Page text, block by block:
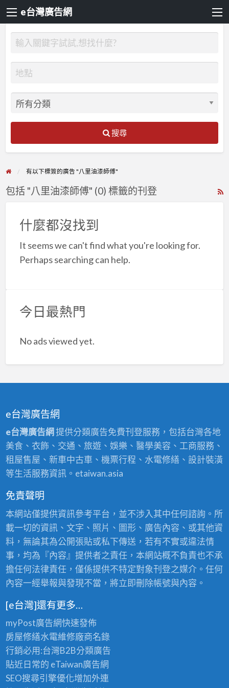
e台灣廣告網
搜尋
有以下標簽的廣告 "八里油漆師傅"
包括 "八里油漆師傅" (0) 標籤的刊登
什麼都沒找到
It seems we can't find what you're looking for.
Perhaps searching can help.
今日最熱門
No ads viewed yet.
e台灣廣告網
e台灣廣告網 提供分類廣告免費刊登服務，包括台灣各地
美食、衣飾、交通、旅遊、娛樂、醫學美容、工商服務、
租屋售屋、新車中古車、機票行程、水電修繕、設計裝潢
等生活服務資訊。etaiwan.asia
免責聲明
本網站僅提供資訊參考平台，並不涉入其中任何諮詢。所
載一切的資訊、文字、照片、圖形、廣告內容、或其他資
料，無論其為公開張貼或私下傳送，若有不實或違法情
事，均為『內容』提供者之責任，本網站概不負責也不承
擔任何法律責任，僅係提供不特定對象刊登之媒介。任何
內容一經舉報與發現不當，將立即刪除帳號與內容。
[e台灣]還有更多…
myPost廣告網快速發佈
房屋修繕水電維修廠商名錄
行銷必用:台灣B2B分類廣告
貼近日常的 eTaiwan廣告網
SEO搜尋引擎優化增加外連